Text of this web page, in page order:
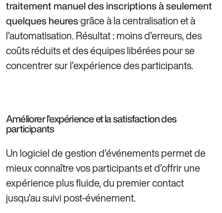
traitement manuel des inscriptions à seulement
quelques heuresgrâce à la centralisation et à
l’automatisation. Résultat : moins d’erreurs, des
coûts réduits et des équipes libérées pour se
concentrer sur l’expérience des participants.
Améliorer l’expérience et la satisfaction des
participants
Un logiciel de gestion d’événements permet de
mieux connaître vos participants et d’offrir une
expérience plus fluide, du premier contact
jusqu’au suivi post-événement.